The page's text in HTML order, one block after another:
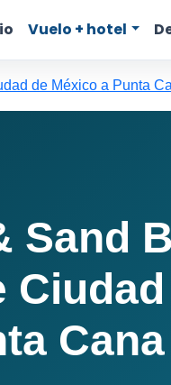
Vuelo + hotel
de México a Punta
Sand
Cana